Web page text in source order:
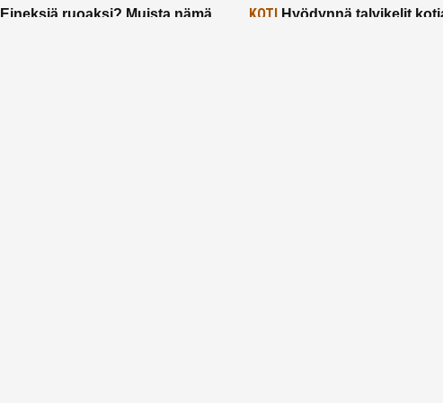
Eineksiä ruoaksi? Muista nämä
KOTIHyödynnä talvikelit